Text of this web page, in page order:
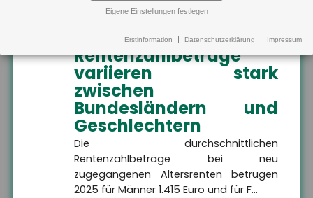
mehr...
Rentenzahlbeträge
variieren stark
zwischen
Bundesländern und
Geschlechtern
Die durchschnittlichen
Rentenzahlbeträge bei neu
zugegangenen Altersrenten betrugen
2025 für Männer 1.415 Euro und für F...
Eigene Einstellungen festlegen
Erstinformation Datenschutzerklärung Impressum
Altersvorsorge
Hier finden Sie alle
Informationen dazu, wie
Sie Ihren Ruhestand
finanziell absichern
MEHR